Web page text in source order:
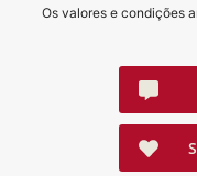
Os valores e condições